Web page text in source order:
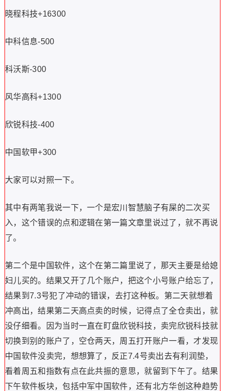
晓程科技+16300
中科信息-500
科沃斯-300
风华高科+1300
欣锐科技-400
中国软甲+300
大家可以对照一下。
其中有两笔我说一下，一个是宏川智慧脑子有屎的二次买
入，这个错误的点和逻辑在第一篇文章里说过了，就不再说
了。
第二个是中国软件，这个在第二篇里说了，那天主要是给媳
妇儿买的。结果又开了几个账户，把这个小号账户给忘了，
结果到7.3号犯了冲动的错误，去打这种板。第二天就想着
冲高出，结果第二天高点卖的时候，记得点了全仓卖出，就
没仔细看。因为当时一直在盯盘欣锐科技，卖完欣锐科技就
切换到别的账户了，空仓两天，周五打开账户一看，才发现
中国软件没卖完，想想算了，反正7.4号卖出去有利润垫，
看着周五和指数有点在此共振的意思，就留到下午了。结果
下午软件板块，包括中军中国软件，还有北方华创这种趋势